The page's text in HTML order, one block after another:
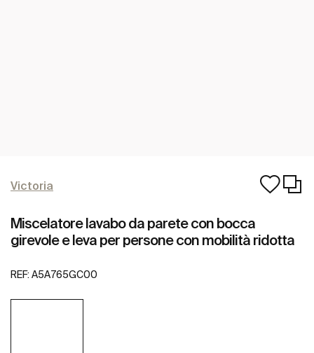
Victoria
Miscelatore lavabo da parete con bocca
girevole e leva per persone con mobilità ridotta
REF: A5A765GC00